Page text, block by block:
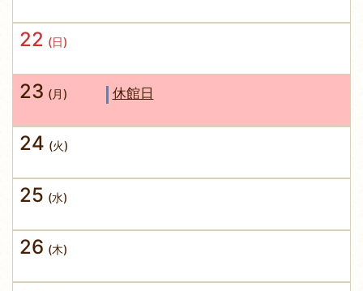
22 (日)
23 (月) 休館日
24 (火)
25 (水)
26 (木)